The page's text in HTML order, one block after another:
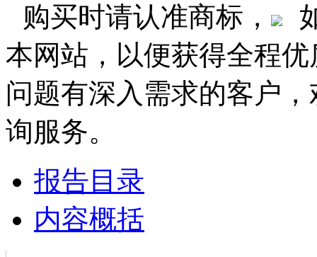
购买时请认准商标，
本网站，以便获得全程
问题有深入需求的客户
询服务。
报告目录
内容概括